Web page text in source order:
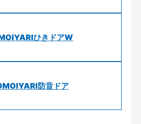
ひきドアW
防音ドア